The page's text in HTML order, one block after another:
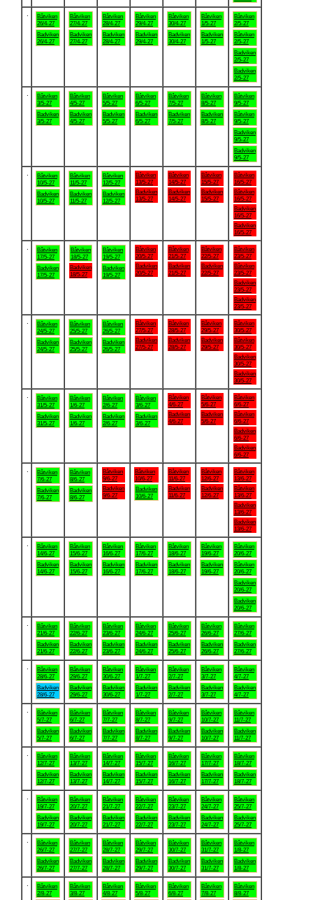
Båtviken
26/4-27
Badviken
26/4-27
Båtviken
27/4-27
Badviken
27/4-27
Båtviken
28/4-27
Badviken
28/4-27
Båtviken
29/4-27
Badviken
29/4-27
Båtviken
30/4-27
Badviken
30/4-27
Båtviken
1/5-27
Badviken
1/5-27
Båtviken
2/5-27
Båtviken
2/5-27
Badviken
2/5-27
Badviken
2/5-27
Båtviken
3/5-27
Badviken
3/5-27
Båtviken
4/5-27
Badviken
4/5-27
Båtviken
5/5-27
Badviken
5/5-27
Båtviken
6/5-27
Badviken
6/5-27
Båtviken
7/5-27
Badviken
7/5-27
Båtviken
8/5-27
Badviken
8/5-27
Båtviken
9/5-27
Båtviken
9/5-27
Badviken
9/5-27
Badviken
9/5-27
Båtviken
10/5-27
Badviken
10/5-27
Båtviken
11/5-27
Badviken
11/5-27
Båtviken
12/5-27
Badviken
12/5-27
Båtviken
13/5-27
Badviken
13/5-27
Båtviken
14/5-27
Badviken
14/5-27
Båtviken
15/5-27
Badviken
15/5-27
Båtviken
16/5-27
Båtviken
16/5-27
Badviken
16/5-27
Badviken
16/5-27
Båtviken
17/5-27
Badviken
17/5-27
Båtviken
18/5-27
Badviken
18/5-27
Båtviken
19/5-27
Badviken
19/5-27
Båtviken
20/5-27
Badviken
20/5-27
Båtviken
21/5-27
Badviken
21/5-27
Båtviken
22/5-27
Badviken
22/5-27
Båtviken
23/5-27
Båtviken
23/5-27
Badviken
23/5-27
Badviken
23/5-27
Båtviken
24/5-27
Badviken
24/5-27
Båtviken
25/5-27
Badviken
25/5-27
Båtviken
26/5-27
Badviken
26/5-27
Båtviken
27/5-27
Badviken
27/5-27
Båtviken
28/5-27
Badviken
28/5-27
Båtviken
29/5-27
Badviken
29/5-27
Båtviken
30/5-27
Båtviken
30/5-27
Badviken
30/5-27
Badviken
30/5-27
Båtviken
31/5-27
Badviken
31/5-27
Båtviken
1/6-27
Badviken
1/6-27
Båtviken
2/6-27
Badviken
2/6-27
Båtviken
3/6-27
Badviken
3/6-27
Båtviken
4/6-27
Badviken
4/6-27
Båtviken
5/6-27
Badviken
5/6-27
Båtviken
6/6-27
Båtviken
6/6-27
Badviken
6/6-27
Badviken
6/6-27
Båtviken
7/6-27
Badviken
7/6-27
Båtviken
8/6-27
Badviken
8/6-27
Båtviken
9/6-27
Badviken
9/6-27
Båtviken
10/6-27
Badviken
10/6-27
Båtviken
11/6-27
Badviken
11/6-27
Båtviken
12/6-27
Badviken
12/6-27
Båtviken
13/6-27
Båtviken
13/6-27
Badviken
13/6-27
Badviken
13/6-27
Båtviken
14/6-27
Badviken
14/6-27
Båtviken
15/6-27
Badviken
15/6-27
Båtviken
16/6-27
Badviken
16/6-27
Båtviken
17/6-27
Badviken
17/6-27
Båtviken
18/6-27
Badviken
18/6-27
Båtviken
19/6-27
Badviken
19/6-27
Båtviken
20/6-27
Båtviken
20/6-27
Badviken
20/6-27
Badviken
20/6-27
Båtviken
21/6-27
Badviken
21/6-27
Båtviken
22/6-27
Badviken
22/6-27
Båtviken
23/6-27
Badviken
23/6-27
Båtviken
24/6-27
Badviken
24/6-27
Båtviken
25/6-27
Badviken
25/6-27
Båtviken
26/6-27
Badviken
26/6-27
Båtviken
27/6-27
Badviken
27/6-27
Båtviken
28/6-27
Badviken
28/6-27
Båtviken
29/6-27
Badviken
29/6-27
Båtviken
30/6-27
Badviken
30/6-27
Båtviken
1/7-27
Badviken
1/7-27
Båtviken
2/7-27
Badviken
2/7-27
Båtviken
3/7-27
Badviken
3/7-27
Båtviken
4/7-27
Badviken
4/7-27
Båtviken
5/7-27
Badviken
5/7-27
Båtviken
6/7-27
Badviken
6/7-27
Båtviken
7/7-27
Badviken
7/7-27
Båtviken
8/7-27
Badviken
8/7-27
Båtviken
9/7-27
Badviken
9/7-27
Båtviken
10/7-27
Badviken
10/7-27
Båtviken
11/7-27
Badviken
11/7-27
Båtviken
12/7-27
Badviken
12/7-27
Båtviken
13/7-27
Badviken
13/7-27
Båtviken
14/7-27
Badviken
14/7-27
Båtviken
15/7-27
Badviken
15/7-27
Båtviken
16/7-27
Badviken
16/7-27
Båtviken
17/7-27
Badviken
17/7-27
Båtviken
18/7-27
Badviken
18/7-27
Båtviken
19/7-27
Badviken
19/7-27
Båtviken
20/7-27
Badviken
20/7-27
Båtviken
21/7-27
Badviken
21/7-27
Båtviken
22/7-27
Badviken
22/7-27
Båtviken
23/7-27
Badviken
23/7-27
Båtviken
24/7-27
Badviken
24/7-27
Båtviken
25/7-27
Badviken
25/7-27
Båtviken
26/7-27
Badviken
26/7-27
Båtviken
27/7-27
Badviken
27/7-27
Båtviken
28/7-27
Badviken
28/7-27
Båtviken
29/7-27
Badviken
29/7-27
Båtviken
30/7-27
Badviken
30/7-27
Båtviken
31/7-27
Badviken
31/7-27
Båtviken
1/8-27
Badviken
1/8-27
Båtviken
2/8-27
Båtviken
3/8-27
Båtviken
4/8-27
Båtviken
5/8-27
Båtviken
6/8-27
Båtviken
7/8-27
Båtviken
8/8-27